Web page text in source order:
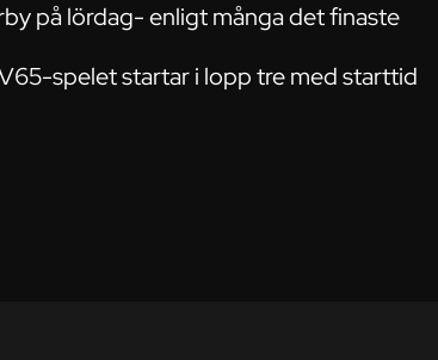
på lördag- enligt många det finaste
spelet startar i lopp tre med starttid